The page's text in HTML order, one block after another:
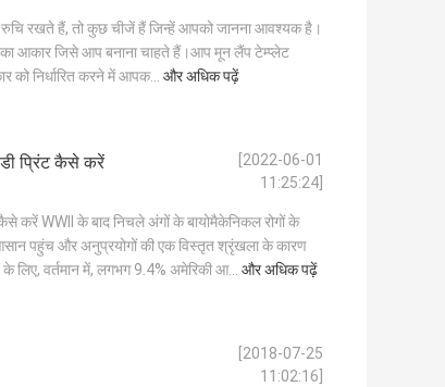
रखते हैं, तो कुछ चीजें हैं जिन्हें आपको जानना आवश्यक है।
का आकार जिसे आप बनाना चाहते हैं।आप मून लैंप टेम्प्लेट
निर्धारित करने में आपक... और अधिक पढ़ें
प्रिंट कैसे करें
[2022-06-01
11:25:24]
करें WWII के बाद निचले अंगों के बायोमैकेनिकल रोगों के
पहुंच और अनुप्रयोगों की एक विस्तृत श्रृंखला के कारण
लिए, वर्तमान में, लगभग 9.4% अमेरिकी आ... और अधिक पढ़ें
[2018-07-25
11:02:16]